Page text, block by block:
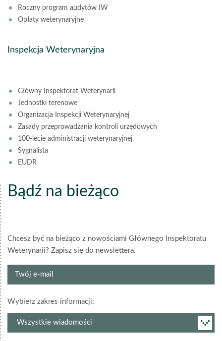
Roczny program audytów IW
Opłaty weterynaryjne
Inspekcja Weterynaryjna
Główny Inspektorat Weterynarii
Jednostki terenowe
Organizacja Inspekcji Weterynaryjnej
Zasady przeprowadzania kontroli urzędowych
100-lecie administracji weterynaryjnej
Sygnalista
EUDR
Bądź na bieżąco
Chcesz być na bieżąco z nowościami Głównego Inspektoratu
Weterynarii? Zapisz się do newslettera.
Twój
Wybierz zakres informacji:
newslettera